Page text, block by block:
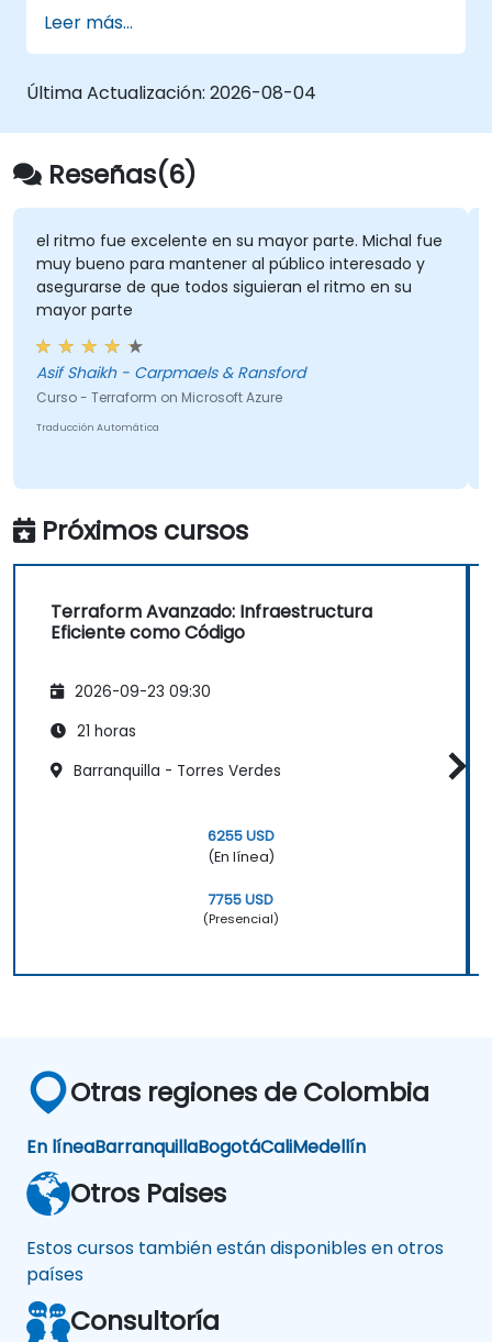
(CI/CD) para la entrega automatizada de
infraestructura.
Leer más...
Última Actualización: 2026-08-04
Reseñas(6)
el ritmo fue excelente en su mayor parte. Michal fue
muy bueno para mantener al público interesado y
asegurarse de que todos siguieran el ritmo en su
mayor parte
Asif Shaikh - Carpmaels & Ransford
Curso - Terraform on Microsoft Azure
Traducción Automática
Próximos cursos
Terraform Avanzado: Infraestructura
Eficiente como Código
2026-09-23 09:30
21 horas
Barranquilla - Torres Verdes
6255 USD
(En línea)
7755 USD
(Presencial)
Otras regiones de Colombia
En líneaBarranquillaBogotáCaliMedellín
Otros Paises
Estos cursos también están disponibles en otros
países
Consultoría